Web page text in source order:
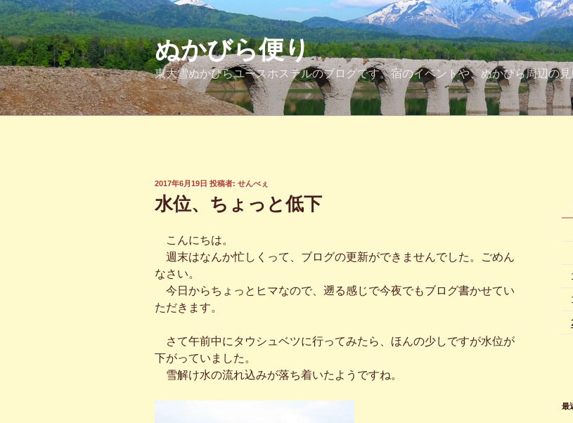
コ
ン
テ
ン
ツ
へ
ス
ぬかびら便り
東大雪ぬかびらユースホステルのブログです。宿のイベントや、ぬかびら周辺の
投
日:
2017年6月19日 投稿者: せんべぇ
水位、ちょっと低下
こんにちは。
週末はなんか忙しくって、ブログの更新ができませんでした。ごめん
なさい。
今日からちょっとヒマなので、遡る感じで今夜でもブログ書かせてい
ただきます。
さて午前中にタウシュベツに行ってみたら、ほんの少しですが水位が
下がっていました。
雪解け水の流れ込みが落ち着いたようですね。
最